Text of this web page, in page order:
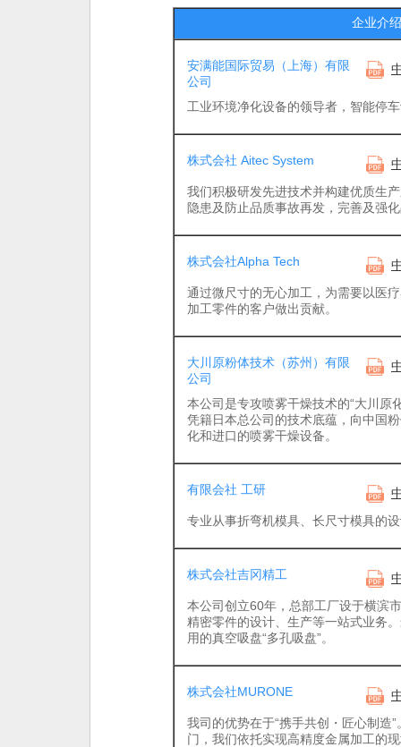
企业介绍
安满能国际贸易（上海）有限
公司
工业环境净化设备的领导者，智能停
株式会社 Aitec System
我们积极研发先进技术并构建优质生
隐患及防止品质事故再发，完善及强
株式会社Alpha Tech
通过微尺寸的无心加工，为需要以医
加工零件的客户做出贡献。
大川原粉体技术（苏州）有限
公司
本公司是专攻喷雾干燥技术的“大川原
凭籍日本总公司的技术底蕴，向中国
化和进口的喷雾干燥设备。
有限会社 工研
专业从事折弯机模具、长尺寸模具的
株式会社吉冈精工
本公司创立60年，总部工厂设于横滨
精密零件的设计、生产等一站式业务
用的真空吸盘“多孔吸盘”。
株式会社MURONE
我司的优势在于“携手共创・匠心制造
门，我们依托实现高精度金属加工的